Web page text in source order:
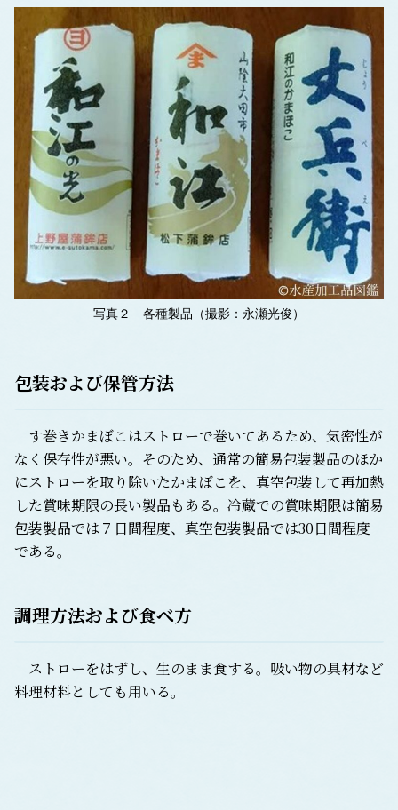
写真２ 各種製品（撮影：永瀬光俊）
包装および保管方法
す巻きかまぼこはストローで巻いてあるため、気密性が
なく保存性が悪い。そのため、通常の簡易包装製品のほか
にストローを取り除いたかまぼこを、真空包装して再加熱
した賞味期限の長い製品もある。冷蔵での賞味期限は簡易
包装製品では７日間程度、真空包装製品では30日間程度
である。
調理方法および食べ方
ストローをはずし、生のまま食する。吸い物の具材など
料理材料としても用いる。